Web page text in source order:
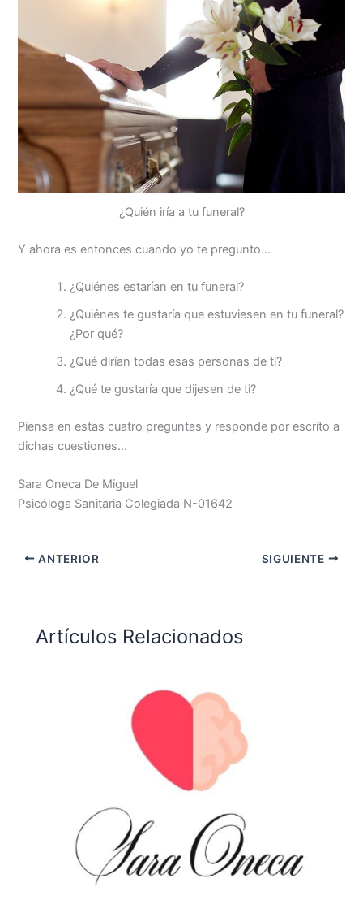
¿Quién iría a tu funeral?
Y ahora es entonces cuando yo te pregunto…
¿Quiénes estarían en tu funeral?
¿Quiénes te gustaría que estuviesen en tu funeral?
¿Por qué?
¿Qué dirían todas esas personas de ti?
¿Qué te gustaría que dijesen de ti?
Piensa en estas cuatro preguntas y responde por escrito a
dichas cuestiones…
Sara Oneca De Miguel
Psicóloga Sanitaria Colegiada N-01642
ANTERIOR SIGUIENTE
Artículos Relacionados